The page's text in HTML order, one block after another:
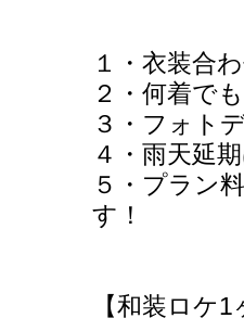
１・衣装合
２・何着で
３・フォト
４・雨天延
５・プラン
す！
【和装ロケ1